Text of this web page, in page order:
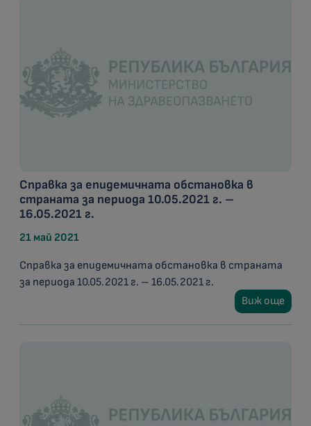
Справка за епидемичната обстановка в
страната за периода 10.05.2021 г. –
16.05.2021 г.
21 май 2021
Справка за епидемичната обстановка в страната
за периода 10.05.2021 г. – 16.05.2021 г.
Виж още